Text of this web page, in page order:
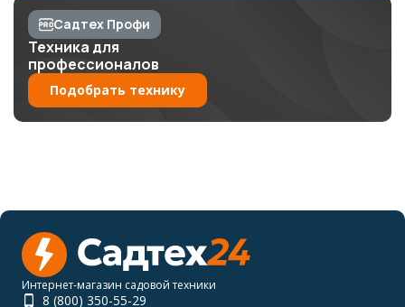
Садтех Профи
Техника для
профессионалов
Подобрать технику
Интернет-магазин садовой техники
8 (800) 350-55-29